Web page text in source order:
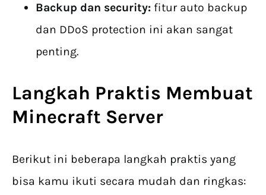
Backup dan security: fitur auto backup
dan DDoS protection ini akan sangat
penting.
Langkah Praktis Membuat
Minecraft Server
Berikut ini beberapa langkah praktis yang
bisa kamu ikuti secara mudah dan ringkas: